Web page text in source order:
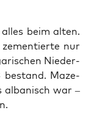
beim alten.
nur
Nie­der­
bestand. Maze­
alba­nisch war –